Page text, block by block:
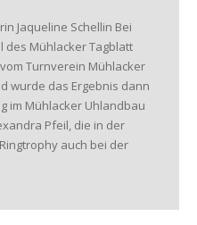
Jaqueline Schellin Bei
Mühlacker Tagblatt
Turnverein Mühlacker
wurde das Ergebnis dann
im Mühlacker Uhlandbau
Pfeil, die in der
auch bei der